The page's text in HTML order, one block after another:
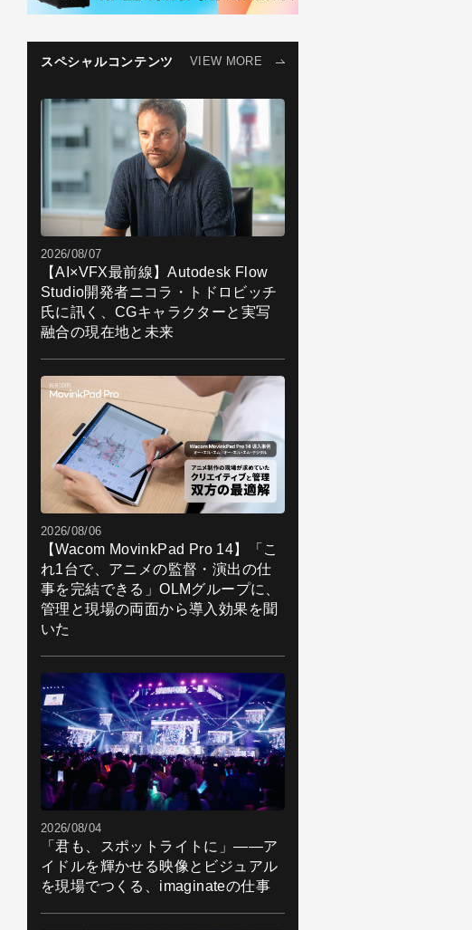
スペシャルコンテンツ VIEW MORE
2026/08/07
【AI×VFX最前線】Autodesk Flow
Studio開発者ニコラ・トドロビッチ
氏に訊く、CGキャラクターと実写
融合の現在地と未来
2026/08/06
【Wacom MovinkPad Pro 14】「こ
れ1台で、アニメの監督・演出の仕
事を完結できる」OLMグループに、
管理と現場の両面から導入効果を聞
いた
2026/08/04
「君も、スポットライトに」――ア
イドルを輝かせる映像とビジュアル
を現場でつくる、imaginateの仕事